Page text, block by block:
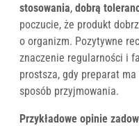
stosowania, dobrą
poczucie, że produkt
o organizm. Pozytywne
znaczenie regularności i
prostsza, gdy preparat
sposób przyjmowania.
Przykładowe opinie